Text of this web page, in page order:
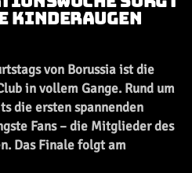
KINDERAUGEN
von Borussia ist die
in vollem Gange. Rund um
die ersten spannenden
Fans – die Mitglieder des
Das Finale folgt am